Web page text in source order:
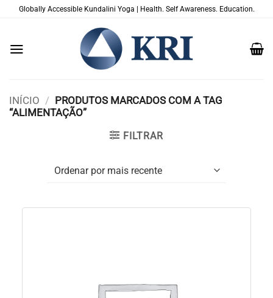
Globally Accessible Kundalini Yoga | Health. Self Awareness. Education.
INÍCIO / PRODUTOS MARCADOS COM A TAG
“ALIMENTAÇÃO”
FILTRAR